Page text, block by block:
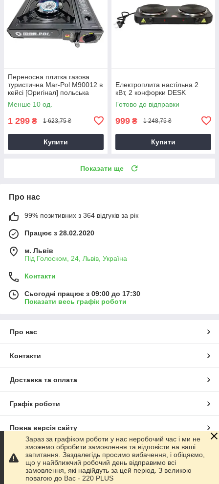
Переносна плитка газова
туристична Mar-Pol M90012 в
кейсі [Оригінал] польська
Менше 10 од.
1 299 ₴ 1 623,75 ₴
Купити
Електроплита настільна 2
кВт, 2 конфорки DESK
Готово до відправки
999 ₴ 1 248,75 ₴
Купити
Показати ще
Про нас
99% позитивних з 364 відгуків за рік
Працює з 28.02.2020
м. Львів
Під Голоском, 24, Львів, Україна
Контакти
Сьогодні працює з 09:00 до 17:30
Показати весь графік роботи
Про нас
Контакти
Доставка та оплата
Графік роботи
Повна версія сайту
Сайт створено на маркетплейсіProm.ua
Політика конфіденційності
Зараз за графіком роботи у нас неробочий час і ми не
зможемо обробити замовлення та відповісти на ваші
запитання. Заздалегідь просимо вибачення, і обіцяємо,
що у найближчий робочий день відправимо всі
замовлення, які надійдуть за цей період. З великою
повагою до Ваc - 220 PLUS